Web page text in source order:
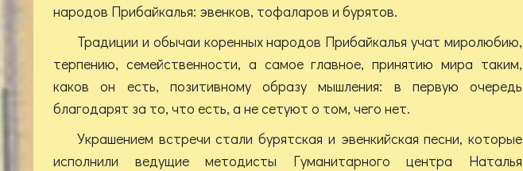
народов Прибайкалья: эвенков, тофаларов и бурятов.
Традиции и обычаи коренных народов Прибайкалья учат миролюбию,
терпению, семейственности, а самое главное, принятию мира таким,
каков он есть, позитивному образу мышления: в первую очередь
благодарят за то, что есть, а не сетуют о том, чего нет.
Украшением встречи стали бурятская и эвенкийская песни, которые
исполнили ведущие методисты Гуманитарного центра Наталья